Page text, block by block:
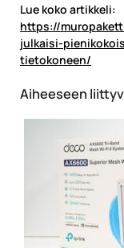
Lue koko artikkeli:
https://
julkaisi-
tietokoneen/
Aiheeseen